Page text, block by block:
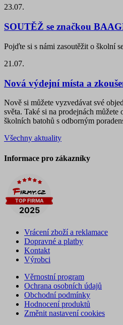
23.07.
SOUTĚŽ se značkou
Pojďte si s námi zasoutěžit o školní
21.07.
Nová výdejní místa a
Nově si můžete vyzvedávat své
světa. Také si na prodejnách
školních batohů s odborným
Všechny aktuality
Informace pro zákazníky
Vrácení zboží a reklamace
Dopravné a platby
Kontakt
Výrobci
Věrnostní program
Ochrana osobních údajů
Obchodní podmínky
Hodnocení produktů
Změnit nastavení cookies